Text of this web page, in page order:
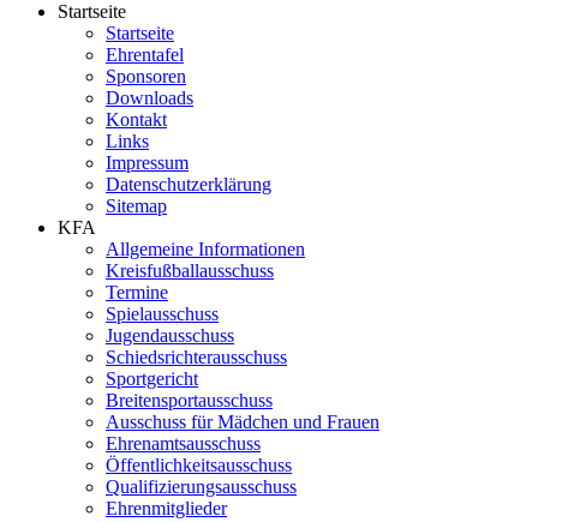
Startseite
Startseite
Ehrentafel
Sponsoren
Downloads
Kontakt
Links
Impressum
Datenschutzerklärung
Sitemap
KFA
Allgemeine Informationen
Kreisfußballausschuss
Termine
Spielausschuss
Jugendausschuss
Schiedsrichterausschuss
Sportgericht
Breitensportausschuss
Ausschuss für Mädchen und Frauen
Ehrenamtsausschuss
Öffentlichkeitsausschuss
Qualifizierungsausschuss
Ehrenmitglieder